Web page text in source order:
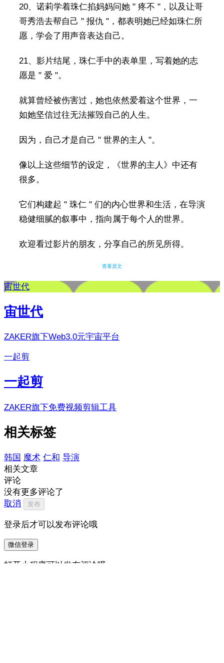
20、诺莉学着珠仁掐妈妈问她 " 疼不 "，以及让哥
哥秀浩去帮自己 " 报仇 "，都表明她已经如珠仁所
愿，学会了用声音表达自己。
21、影片结尾，珠仁手中的表单里，写着她的志
愿是 " 爱 "。
就算曾经被伤害过，她也依然爱着这个世界，一
如她坚信过往无法摧毁自己的人生。
因为，自己才是自己 " 世界的主人 "。
像以上这些细节的设定，《世界的主人》中还有
很多。
它们构建起 " 珠仁 " 们的内心世界和生活，在导演
稳健细腻的叙事中，指向属于每个人的世界。
欢迎看过影片的朋友，分享自己的所见所得。
查看原文
宙世代
宙世代
ZAKER旗下Web3.0元宇宙平台
一起剪
一起剪
ZAKER旗下免费视频剪辑工具
相关标签
韩国 魔术 仁和 导演
相关文章
评论
没有更多评论了
取消
发布
登录后才可以发布评论哦
微信登录
打开小程序可以发布评论哦